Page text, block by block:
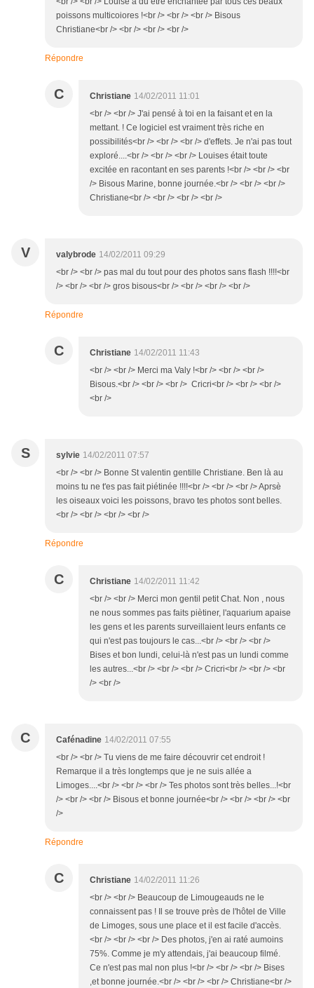
poissons multicoiores !<br /> <br /> <br /> Bisous
Christiane<br /> <br /> <br /> <br />
Répondre
C Christiane 14/02/2011 11:01
<br /> <br /> J'ai pensé à toi en la faisant et en la
mettant. ! Ce logiciel est vraiment très riche en
possibilités<br /> <br /> <br /> d'effets. Je n'ai pas tout
exploré....<br /> <br /> <br /> Louises était toute
excitée en racontant en ses parents !<br /> <br /> <br
/> Bisous Marine, bonne journée.<br /> <br /> <br />
Christiane<br /> <br /> <br /> <br />
V valybrode 14/02/2011 09:29
<br /> <br /> pas mal du tout pour des photos sans flash !!!!<br
/> <br /> <br /> gros bisous<br /> <br /> <br /> <br />
Répondre
C Christiane 14/02/2011 11:43
<br /> <br /> Merci ma Valy !<br /> <br /> <br />
Bisous.<br /> <br /> <br /> Cricri<br /> <br /> <br />
<br />
S sylvie 14/02/2011 07:57
<br /> <br /> Bonne St valentin gentille Christiane. Ben là au
moins tu ne t'es pas fait piétinée !!!!<br /> <br /> <br /> Aprsè
les oiseaux voici les poissons, bravo tes photos sont belles.
<br /> <br /> <br /> <br />
Répondre
C Christiane 14/02/2011 11:42
<br /> <br /> Merci mon gentil petit Chat. Non , nous
ne nous sommes pas faits piètiner, l'aquarium apaise
les gens et les parents surveillaient leurs enfants ce
qui n'est pas toujours le cas...<br /> <br /> <br />
Bises et bon lundi, celui-là n'est pas un lundi comme
les autres...<br /> <br /> <br /> Cricri<br /> <br /> <br
/> <br />
C Cafénadine 14/02/2011 07:55
<br /> <br /> Tu viens de me faire découvrir cet endroit !
Remarque il a très longtemps que je ne suis allée a
Limoges....<br /> <br /> <br /> Tes photos sont très belles...!<br
/> <br /> <br /> Bisous et bonne journée<br /> <br /> <br /> <br
/>
Répondre
C Christiane 14/02/2011 11:26
<br /> <br /> Beaucoup de Limougeauds ne le
connaissent pas ! Il se trouve près de l'hôtel de Ville
de Limoges, sous une place et il est facile d'accès.
<br /> <br /> <br /> Des photos, j'en ai raté aumoins
75%. Comme je m'y attendais, j'ai beaucoup filmé.
Ce n'est pas mal non plus !<br /> <br /> <br /> Bises
,et bonne journée.<br /> <br /> <br /> Christiane<br />